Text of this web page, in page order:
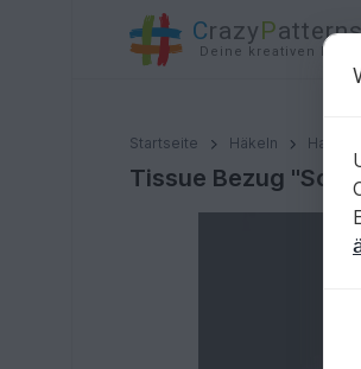
CrazyP
Deine kreativen Ideen
Startseite Häkeln Haus &
Tissue Bezug "Schmutziger
Tissue Bezug